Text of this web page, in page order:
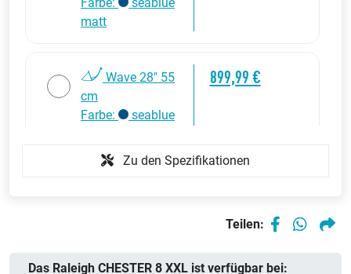
matt
Wave 28" 55
cm
Farbe:
seablue
899,99 €
Zu den Spezifikationen
Teilen:
Das Raleigh CHESTER 8 XXL ist verfügbar bei: